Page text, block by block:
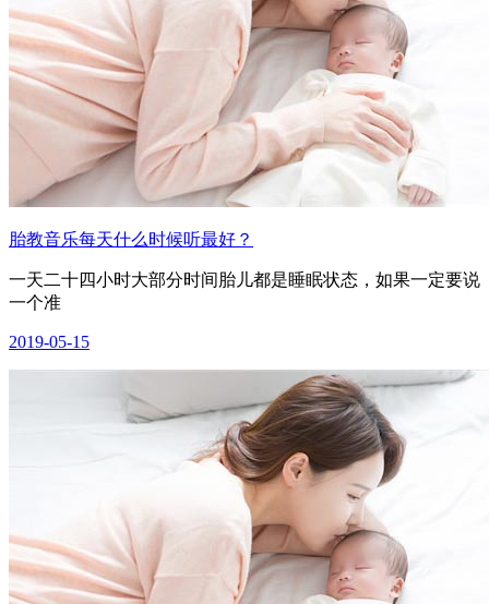
胎教音乐每天什么时候听最好？
一天二十四小时大部分时间胎儿都是睡眠状态，如果一定要说
一个准
2019-05-15